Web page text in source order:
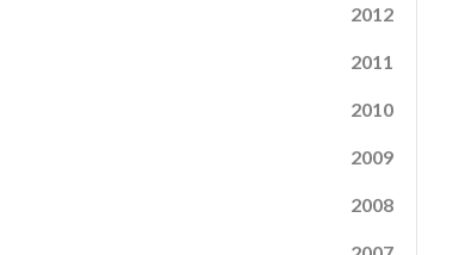
2012
2011
2010
2009
2008